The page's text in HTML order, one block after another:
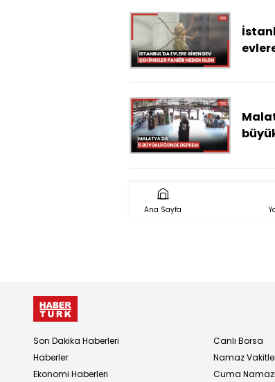
Ana Sayfa
Son Dakika Haberleri
Haberler
Ekonomi Haberleri
Canlı Borsa
Namaz
Cuma